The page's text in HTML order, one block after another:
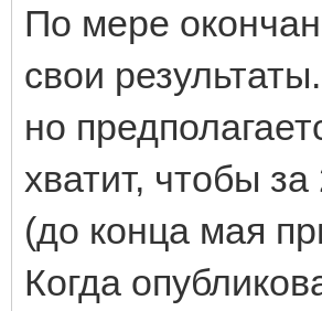
По мере
свои
но
хватит, чтобы
(до конца мая
Когда